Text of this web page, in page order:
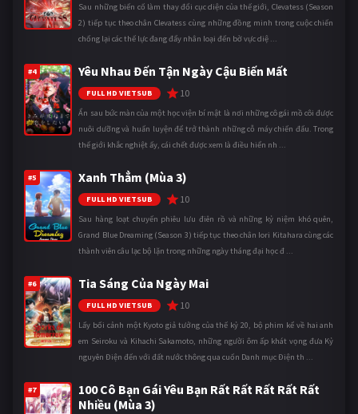
Sau những biến cố làm thay đổi cục diện của thế giới, Clevatess (Season
2) tiếp tục theo chân Clevatess cùng những đồng minh trong cuộc chiến
chống lại các thế lực đang đẩy nhân loại đến bờ vực diệ ...
#4 Yêu Nhau Đến Tận Ngày Cậu Biến Mất
FULL HD VIETSUB 10
Ẩn sau bức màn của một học viện bí mật là nơi những cô gái mồ côi được
nuôi dưỡng và huấn luyện để trở thành những cỗ máy chiến đấu. Trong
thế giới khắc nghiệt ấy, cái chết được xem là điều hiển nh ...
#5 Xanh Thẳm (Mùa 3)
FULL HD VIETSUB 10
Sau hàng loạt chuyến phiêu lưu điên rồ và những kỷ niệm khó quên,
Grand Blue Dreaming (Season 3) tiếp tục theo chân Iori Kitahara cùng các
thành viên câu lạc bộ lặn trong những ngày tháng đại học đ ...
#6 Tia Sáng Của Ngày Mai
FULL HD VIETSUB 10
Lấy bối cảnh một Kyoto giả tưởng của thế kỷ 20, bộ phim kể về hai anh
em Seiroku và Kihachi Sakamoto, những người ôm ấp khát vọng đưa Kỷ
nguyên Điện đến với đất nước thông qua cuốn Danh mục Điện th ...
#7
100 Cô Bạn Gái Yêu Bạn Rất Rất Rất Rất Rất
Nhiều (Mùa 3)